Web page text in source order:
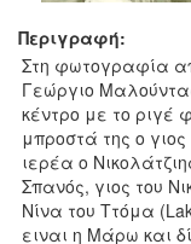
Περιγραφή:
Στη φωτογραφία
Γεώργιο
κέντρο με το ριγέ
μπροστά της ο
ιερέα ο
Σπανός, γιος του
Νίνα του Ττόμα
ειναι η Μάρω και